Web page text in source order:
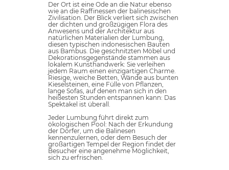
Der Ort ist eine Ode an die Natur ebenso
wie an die Raffinessen der balinesischen
Zivilisation. Der Blick verliert sich zwischen
der dichten und großzügigen Flora des
Anwesens und der Architektur aus
natürlichen Materialien der Lumbung,
diesen typischen indonesischen Bauten
aus Bambus. Die geschnitzten Möbel und
Dekorationsgegenstände stammen aus
lokalem Kunsthandwerk: Sie verleihen
jedem Raum einen einzigartigen Charme.
Riesige, weiche Betten, Wände aus bunten
Kieselsteinen, eine Fülle von Pflanzen,
lange Sofas, auf denen man sich in den
heißesten Stunden entspannen kann: Das
Spektakel ist überall.
Jeder Lumbung führt direkt zum
ökologischen Pool: Nach der Erkundung
der Dörfer, um die Balinesen
kennenzulernen, oder dem Besuch der
großartigen Tempel der Region findet der
Besucher eine angenehme Möglichkeit,
sich zu erfrischen.